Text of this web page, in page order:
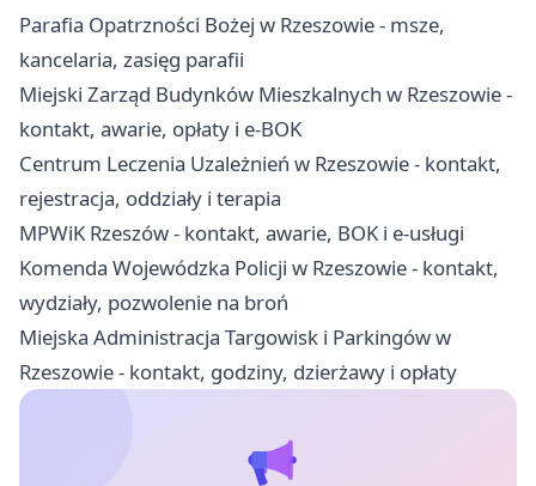
Parafia Opatrzności Bożej w Rzeszowie - msze,
kancelaria, zasięg parafii
Miejski Zarząd Budynków Mieszkalnych w Rzeszowie -
kontakt, awarie, opłaty i e-BOK
Centrum Leczenia Uzależnień w Rzeszowie - kontakt,
rejestracja, oddziały i terapia
MPWiK Rzeszów - kontakt, awarie, BOK i e-usługi
Komenda Wojewódzka Policji w Rzeszowie - kontakt,
wydziały, pozwolenie na broń
Miejska Administracja Targowisk i Parkingów w
Rzeszowie - kontakt, godziny, dzierżawy i opłaty